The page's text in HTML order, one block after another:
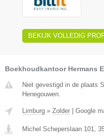
BEKIJK VOLLEDIG
Boekhoudkantoor Hermans
Niet gevestigd in de plaats
Henegouwen.
Limburg » Zolder Google
Michel Scheperslaan 101,